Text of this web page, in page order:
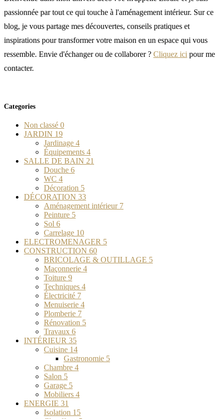
passionnée par tout ce qui touche à l'aménagement intérieur. Sur ce
blog, je vous partage mes découvertes, conseils pratiques et
inspirations pour transformer votre maison en un espace qui vous
ressemble. Envie d'échanger ou de collaborer ? Cliquez ici pour me
contacter.
Categories
Non classé 0
JARDIN 19
Jardinage 4
Équipements 4
SALLE DE BAIN 21
Douche 6
WC 4
Décoration 5
DÉCORATION 33
Aménagement intérieur 7
Peinture 5
Sol 6
Carrelage 10
ELECTROMENAGER 5
CONSTRUCTION 60
BRICOLAGE & OUTILLAGE 5
Maçonnerie 4
Toiture 9
Techniques 4
Électricité 7
Menuiserie 4
Plomberie 7
Rénovation 5
Travaux 6
INTÉRIEUR 35
Cuisine 14
Gastronomie 5
Chambre 4
Salon 5
Garage 5
Mobiliers 4
ENERGIE 31
Isolation 15